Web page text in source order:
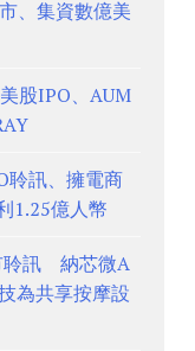
、集資數億美
股IPO、AUM
聆訊、擁電商
1.25億人幣
聆訊 納芯微A
為共享按摩設